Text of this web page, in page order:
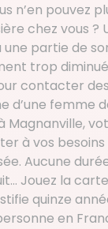
n’en pouvez
chez vous ?
partie de
trop
contacter des
d’une femme
Magnanville,
à vos
Aucune
Jouez la
quinze
en